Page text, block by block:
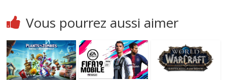
Vous pourrez aussi aimer